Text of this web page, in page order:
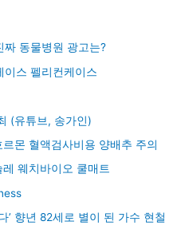
짜 동물병원 광고는?
이스 펠리컨케이스
(유튜브, 송가인)
몬 혈액검사비용 양배추 주의
웨치바이오 쿨매트
’ 향년 82세로 별이 된 가수 현철